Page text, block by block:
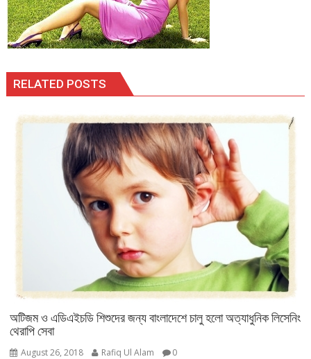
RELATED POSTS
অটিজম ও এডিএইচডি শিশুদের জন্য বাংলাদেশে চালু হলো অত্যাধুনিক লিসেনিং
থেরাপি সেবা
August 26, 2018 Rafiq Ul Alam 0